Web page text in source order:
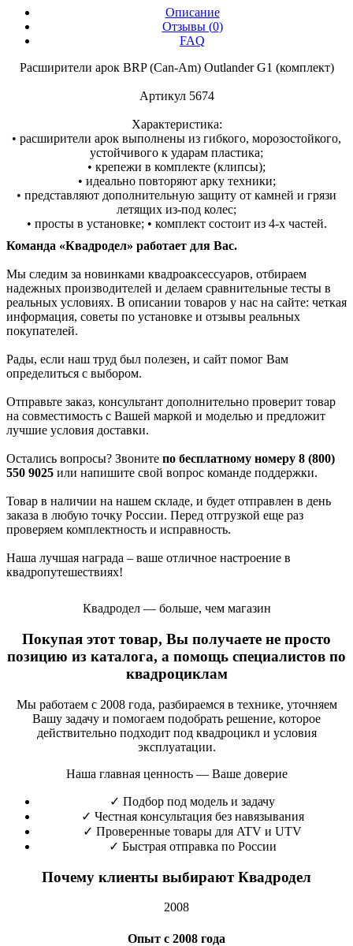
Описание
Отзывы (0)
FAQ
Расширители арок BRP (Can-Am) Outlander G1 (комплект)
Артикул 5674
Характеристика:
• расширители арок выполнены из гибкого, морозостойкого,
устойчивого к ударам пластика;
• крепежи в комплекте (клипсы);
• идеально повторяют арку техники;
• представляют дополнительную защиту от камней и грязи
летящих из-под колес;
• просты в установке; • комплект состоит из 4-х частей.
Команда «Квадродел» работает для Вас.
Мы следим за новинками квадроаксессуаров, отбираем
надежных производителей и делаем сравнительные тесты в
реальных условиях. В описании товаров у нас на сайте: четкая
информация, советы по установке и отзывы реальных
покупателей.
Рады, если наш труд был полезен, и сайт помог Вам
определиться с выбором.
Отправьте заказ, консультант дополнительно проверит товар
на совместимость с Вашей маркой и моделью и предложит
лучшие условия доставки.
Остались вопросы? Звоните по бесплатному номеру 8 (800)
550 9025 или напишите свой вопрос команде поддержки.
Товар в наличии на нашем складе, и будет отправлен в день
заказа в любую точку России. Перед отгрузкой еще раз
проверяем комплектность и исправность.
Наша лучшая награда – ваше отличное настроение в
квадропутешествиях!
Квадродел — больше, чем магазин
Покупая этот товар, Вы получаете не просто
позицию из каталога, а помощь специалистов по
квадроциклам
Мы работаем с 2008 года, разбираемся в технике, уточняем
Вашу задачу и помогаем подобрать решение, которое
действительно подходит под квадроцикл и условия
эксплуатации.
Наша главная ценность — Ваше доверие
✓ Подбор под модель и задачу
✓ Честная консультация без навязывания
✓ Проверенные товары для ATV и UTV
✓ Быстрая отправка по России
Почему клиенты выбирают Квадродел
2008
Опыт с 2008 года